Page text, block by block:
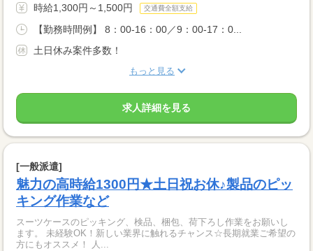
時給1,300円～1,500円 交通費全額支給
【勤務時間例】 8：00-16：00／9：00-17：0...
土日休み案件多数！
もっと見る
求人詳細を見る
[一般派遣]
魅力の高時給1300円★土日祝お休♪製品のピッ
キング作業など
スーツケースのピッキング、検品、梱包、荷下ろし作業をお願いし
ます。 未経験OK！新しい業界に触れるチャンス☆長期就業ご希望の
方にもオススメ！ 人...